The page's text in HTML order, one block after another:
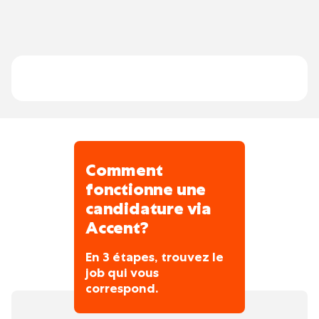
Comment
fonctionne une
candidature via
Accent?
En 3 étapes, trouvez le
job qui vous
correspond.